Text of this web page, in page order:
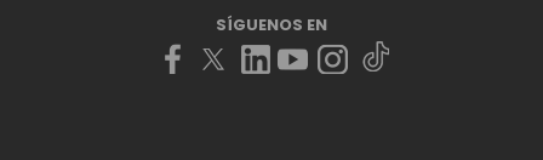
SÍGUENOS EN